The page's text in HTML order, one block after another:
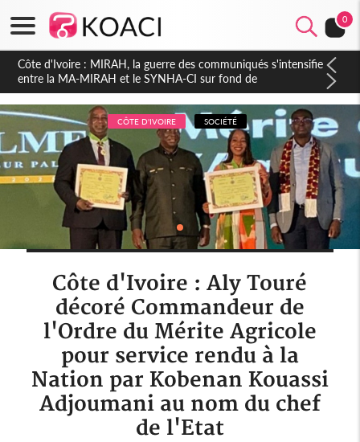
0
Côte d'Ivoire : Indépendance 2026, Thiam plaide pour un
environnement démocratique plus apaisé
CÔTE D'IVOIRE SOCIÉTÉ
Côte d'Ivoire : Aly Touré
décoré Commandeur de
l'Ordre du Mérite Agricole
pour service rendu à la
Nation par Kobenan Kouassi
Adjoumani au nom du chef
de l'Etat